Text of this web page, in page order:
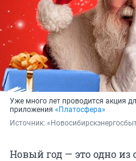
Уже много лет проводится акция
приложения «Платосфера»
Источник:
Новый год — это одно